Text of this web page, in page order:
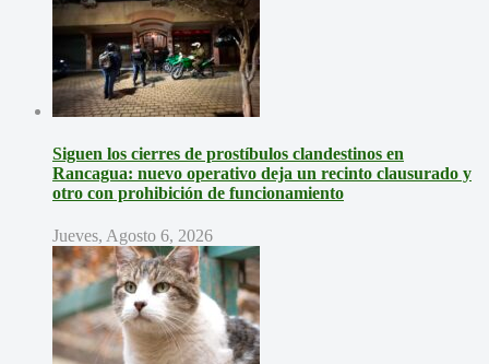
Siguen los cierres de prostíbulos clandestinos en
Rancagua: nuevo operativo deja un recinto clausurado y
otro con prohibición de funcionamiento
Jueves, Agosto 6, 2026